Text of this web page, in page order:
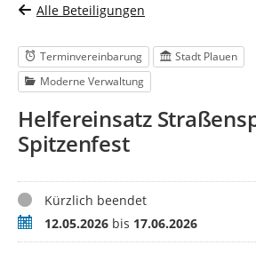
Alle Beteiligungen
Terminvereinbarung
Stadt Plauen
Moderne Verwaltung
Helfereinsatz
Spitzenfest
StatusKürzlich beendet
Zeitraum12.05.2026 bis 17.06.2026